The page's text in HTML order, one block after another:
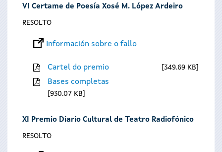
VI Certame de Poesía Xosé M. López Ardeiro
RESOLTO
Información sobre o fallo
Cartel do premio 349.69 KB
Bases completas
930.07 KB
XI Premio Diario Cultural de Teatro Radiofónico
RESOLTO